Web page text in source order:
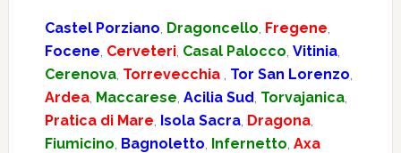
Castel Porziano, Dragoncello, Fregene,
Focene, Cerveteri, Casal Palocco, Vitinia,
Cerenova, Torrevecchia , Tor San Lorenzo,
Ardea, Maccarese, Acilia Sud, Torvajanica,
Pratica di Mare, Isola Sacra, Dragona,
Fiumicino, Bagnoletto, Infernetto, Axa